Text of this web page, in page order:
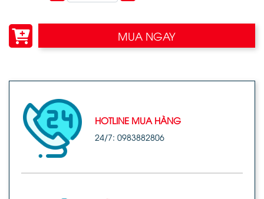
MUA NGAY
HOTLINE MUA HÀNG
24/7: 0983882806